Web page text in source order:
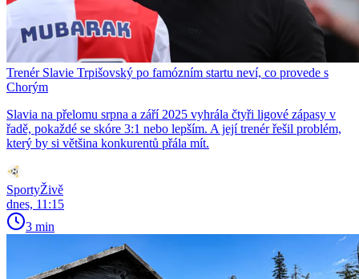
Trenér Slavie Trpišovský po famózním startu neví, co provede s
Chorým
Slavia na přelomu srpna a září 2025 vyhrála čtyři ligové zápasy v
řadě, pokaždé se skóre 3:1 nebo lepším. A její trenér řešil problém,
který by si většina konkurentů přála mít.
SportyŽivě
dnes, 11:15
3 min